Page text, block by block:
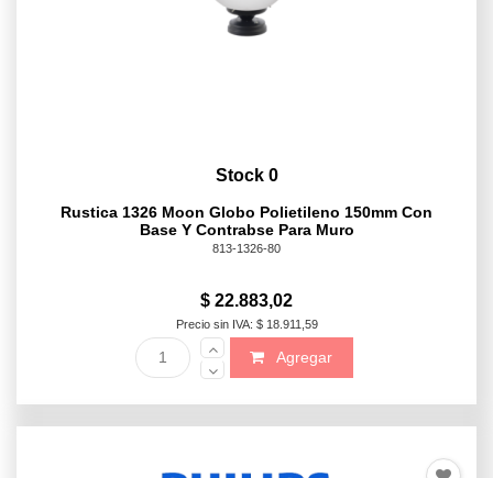
Stock 0
Rustica 1326 Moon Globo Polietileno 150mm Con
Base Y Contrabse Para Muro
813-1326-80
$ 22.883,02
Precio sin IVA: $ 18.911,59
Agregar